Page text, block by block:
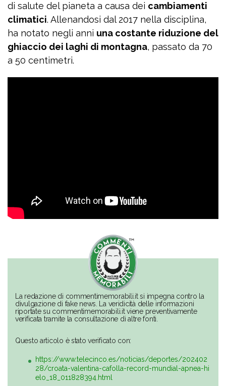
di salute del pianeta a causa dei cambiamenti
climatici. Allenandosi dal 2017 nella disciplina,
ha notato negli anni una costante riduzione del
ghiaccio dei laghi di montagna, passato da 70
a 50 centimetri.
La redazione di commentimemorabili.it si impegna contro la
divulgazione di fake news. La veridicità delle informazioni
riportate su commentimemorabili.it viene preventivamente
verificata tramite la consultazione di altre fonti.
Questo articolo è stato verificato con:
https://www.telecinco.es/noticias/deportes/202402
28/croata-valentina-cafolla-record-mundial-apnea-hi
elo_18_011828394.html